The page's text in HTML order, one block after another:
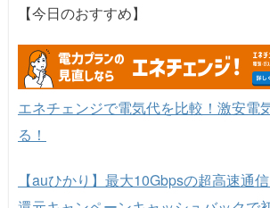
【今日のおすすめ】
エネチェンジで電気代を比較！激安電
る！
【auひかり】最大10Gbpsの超高速通